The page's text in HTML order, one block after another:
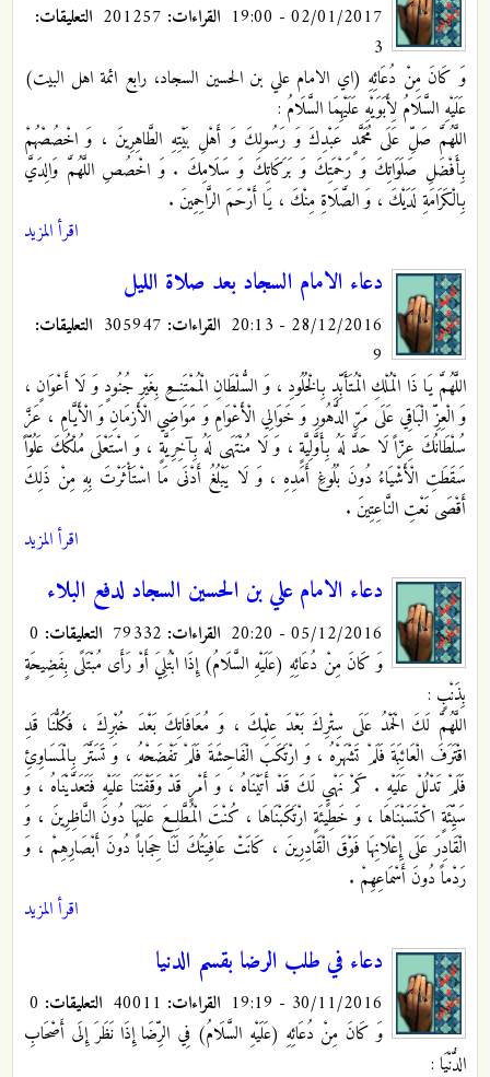
02/01/2017 - 19:00 القراءات:
التعليقات:
3
وَ كَانَ مِنْ دُعَائِهِ (اي الامام علي بن الحسين السجاد، رابع ائمة اهل البيت)
عَلَيْهِ السَّلَامُ لِأَبَوَيْهِ عَلَيْهِمَا السَّلَامُ :
اللَّهُمَّ صَلِّ عَلَى مُحَمَّدٍ عَبْدِكَ وَ رَسُولِكَ وَ أَهْلِ بَيْتِهِ الطَّاهِرِينَ ، وَ اخْصُصْهُمْ
بِأَفْضَلِ صَلَوَاتِكَ وَ رَحْمَتِكَ وَ بَرَكَاتِكَ وَ سَلَامِكَ . وَ اخْصُصِ اللَّهُمَّ وَالِدَيَّ
بِالْكَرَامَةِ لَدَيْكَ ، وَ الصَّلَاةِ مِنْكَ ، يَا أَرْحَمَ الرَّاحِمِينَ .
اقرأ المزيد
دعاء الامام السجاد بعد صلاة الليل
28/12/2016 - 20:13 القراءات:
التعليقات:
9
اللَّهُمَّ يَا ذَا الْمُلْكِ الْمُتَأَبِّدِ بِالْخُلُودِ ، وَ السُّلْطَانِ الْمُمْتَنِعِ بِغَيْرِ جُنُودٍ وَ لَا أَعْوَانٍ ،
وَ الْعِزِّ الْبَاقِي عَلَى مَرِّ الدُّهُورِ وَ خَوَالِي الْأَعْوَامِ وَ مَوَاضِي الْأَزمَانِ وَ الْأَيَّامِ ، عَزَّ
سُلْطَانُكَ عِزّاً لَا حَدَّ لَهُ بِأَوَّلِيَّةٍ ، وَ لَا مُنْتَهَى لَهُ بِآخِرِيَّةٍ ، وَ اسْتَعْلَى مُلْكُكَ عَلُوّاً
سَقَطَتِ الْأَشْيَاءُ دُونَ بُلُوغِ أَمَدِهِ ، وَ لَا يَبْلُغُ أَدْنَى مَا اسْتَأْثَرْتَ بِهِ مِنْ ذَلِكَ
أَقْصَى نَعْتِ النَّاعِتِينَ .
اقرأ المزيد
دعاء الامام علي بن الحسين السجاد لدفع البلاء
05/12/2016 - 20:20 القراءات: التعليقات:
وَ كَانَ مِنْ دُعَائِهِ (عَلَيْهِ السَّلَامُ) إِذَا ابْتُلِيَ أَوْ رَأَى مُبْتَلًى بِفَضِيحَةٍ
بِذَنْبٍ :
اللَّهُمَّ لَكَ الْحَمْدُ عَلَى سِتْرِكَ بَعْدَ عِلْمِكَ ، وَ مُعَافَاتِكَ بَعْدَ خُبْرِكَ ، فَكُلُّنَا قَدِ
اقْتَرَفَ الْعَائِبَةَ فَلَمْ تَشْهَرْهُ ، وَ ارْتَكَبَ الْفَاحِشَةَ فَلَمْ تَفْضَحْهُ ، وَ تَسَتَّرَ بِالْمَسَاوِئِ
فَلَمْ تَدْلُلْ عَلَيْهِ . كَمْ نَهْيٍ لَكَ قَدْ أَتَيْنَاهُ ، وَ أَمْرٍ قَدْ وَقَفْتَنَا عَلَيْهِ فَتَعَدَّيْنَاهُ ، وَ
سَيِّئَةٍ اكْتَسَبْنَاهَا ، وَ خَطِيئَةٍ ارْتَكَبْنَاهَا ، كُنْتَ الْمُطَّلِعَ عَلَيْهَا دُونَ النَّاظِرِينَ ، وَ
الْقَادِرَ عَلَى إِعْلَانِهَا فَوْقَ الْقَادِرِينَ ، كَانَتْ عَافِيَتُكَ لَنَا حِجَاباً دُونَ أَبْصَارِهِمْ ، وَ
رَدْماً دُونَ أَسْمَاعِهِمْ .
اقرأ المزيد
دعاء في طلب الرضا بقسم الدنيا
30/11/2016 - 19:19 القراءات: التعليقات:
وَ كَانَ مِنْ دُعَائِهِ (عَلَيْهِ السَّلَامُ) فِي الرِّضَا إِذَا نَظَرَ إِلَى أَصْحَابِ
الدُّنْيَا :